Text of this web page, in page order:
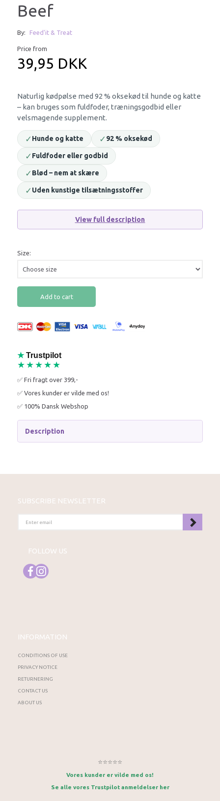
Beef
By: Feed'it & Treat
Price from
39,95 DKK
Naturlig kødpølse med 92 % oksekød til hunde og katte
– kan bruges som fuldfoder, træningsgodbid eller
velsmagende supplement.
✓Hunde og katte ✓92 % oksekød
✓Fuldfoder eller godbid
✓Blød – nem at skære
✓Uden kunstige tilsætningsstoffer
View full description
Size:
Add to cart
★ Trustpilot
★★★★★
✅ Fri fragt over 399,-
✅ Vores kunder er vilde med os!
✅ 100% Dansk Webshop
Description
SUBSCRIBE NEWSLETTER
EMAIL
FOLLOW US
INFORMATION
CONDITIONS OF USE
PRIVACY NOTICE
RETURNERING
CONTACT US
ABOUT US
⭐⭐⭐⭐⭐
Vores kunder er vilde med os!
Se alle vores Trustpilot anmeldelser her